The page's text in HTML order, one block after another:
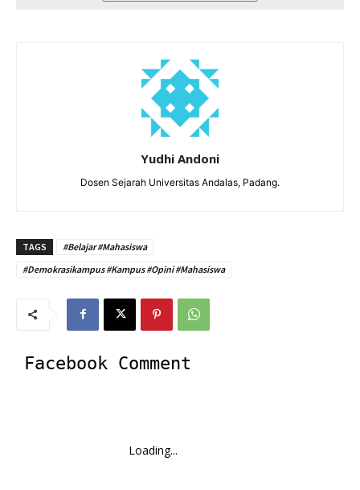
Yudhi Andoni
Dosen Sejarah Universitas Andalas, Padang.
TAGS
#Belajar #Mahasiswa
#Demokrasikampus #Kampus #Opini #Mahasiswa
Facebook Comment
Loading...